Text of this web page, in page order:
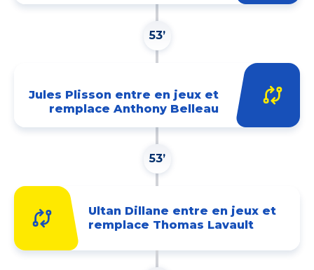
53’
Jules Plisson entre en jeux et
remplace Anthony Belleau
Ultan Dillane entre en jeux et
remplace Thomas Lavault
53’